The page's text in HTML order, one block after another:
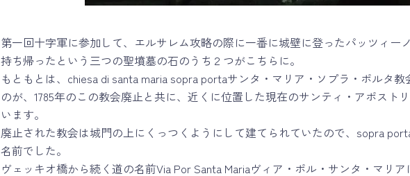
第一回十字軍に参加して、エルサレム攻略の際に一番に城壁に登ったパッツィー
持ち帰ったという三つの聖墳墓の石のうち２つがこちらに。
もともとは、chiesa di santa maria sopra portaサンタ・マリア・ソプラ・ポルタ
のが、1785年のこの教会廃止と共に、近くに位置した現在のサンティ・アポスト
います。
廃止された教会は城門の上にくっつくようにして建てられていたので、sopra
名前でした。
ヴェッキオ橋から続く道の名前Via Por Santa Mariaヴィア・ポル・サンタ・マリ